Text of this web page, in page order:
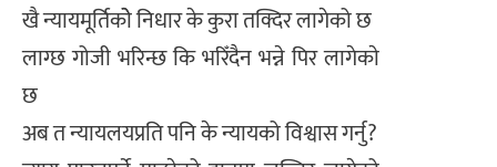
खै न्यायमूर्तिकोे निधार के कुरा तक्दिर लागेको छ
लाग्छ गोजी भरिन्छ कि भरिँदैन भन्ने पिर लागेकाे
छ
अब त न्यायलयप्रति पनि के न्यायको विश्वास गर्नु?